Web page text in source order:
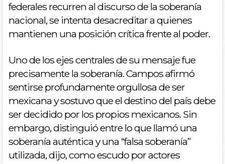
federales recurren al discurso de la soberanía
nacional, se intenta desacreditar a quienes
mantienen una posición crítica frente al poder.
Uno de los ejes centrales de su mensaje fue
precisamente la soberanía. Campos afirmó
sentirse profundamente orgullosa de ser
mexicana y sostuvo que el destino del país debe
ser decidido por los propios mexicanos. Sin
embargo, distinguió entre lo que llamó una
soberanía auténtica y una “falsa soberanía”
utilizada, dijo, como escudo por actores